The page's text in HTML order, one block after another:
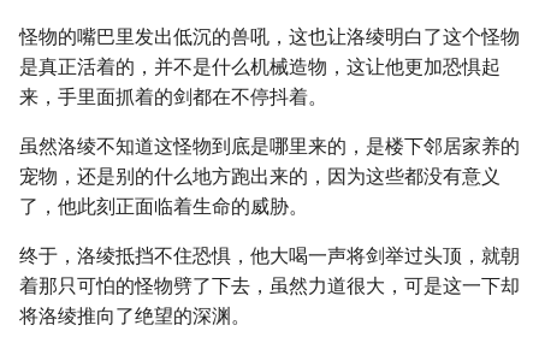
怪物的嘴巴里发出低沉的兽吼，这也让洛绫明白了这个怪物
是真正活着的，并不是什么机械造物，这让他更加恐惧起
来，手里面抓着的剑都在不停抖着。
虽然洛绫不知道这怪物到底是哪里来的，是楼下邻居家养的
宠物，还是别的什么地方跑出来的，因为这些都没有意义
了，他此刻正面临着生命的威胁。
终于，洛绫抵挡不住恐惧，他大喝一声将剑举过头顶，就朝
着那只可怕的怪物劈了下去，虽然力道很大，可是这一下却
将洛绫推向了绝望的深渊。